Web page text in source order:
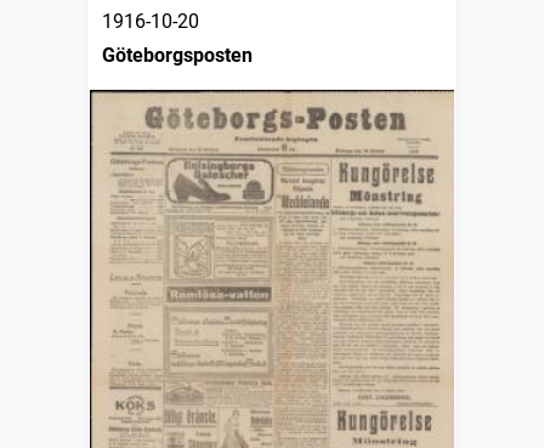
1916-10-20
Göteborgsposten